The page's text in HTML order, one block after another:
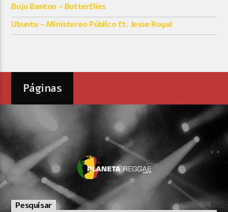
Buju Banton – Butterflies
Ubuntu – Ministereo Público ft. Jesse Royal
Páginas
Pesquisar